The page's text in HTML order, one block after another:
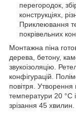
перегородок,
конструкціях,
Приклеювання
покрівельних
Монтажна піна
дерева, бетону,
звукоізоляцію.
конфігурацій.
повітря. Утворення
температури 20 °C
зрізання 45